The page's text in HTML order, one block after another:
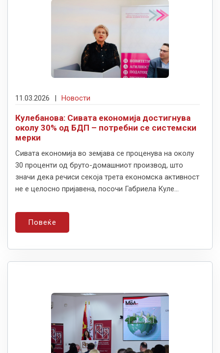
11.03.2026 | Новости
Кулебанова: Сивата економија достигнува
околу 30% од БДП – потребни се системски
мерки
Сивата економија во земјава се проценува на околу
30 проценти од бруто-домашниот производ, што
значи дека речиси секоја трета економска активност
не е целосно пријавена, посочи Габриела Куле...
Повеќе